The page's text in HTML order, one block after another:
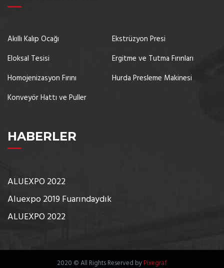
Akıllı Kalıp Ocağı
Ekstrüzyon Presi
Eloksal Tesisi
Ergitme ve Tutma Fırınları
Homojenizasyon Fırını
Hurda Presleme Makinesi
Konveyör Hattı ve Puller
HABERLER
ALUEXPO 2022
Aluexpo 2019 Fuarındaydık
ALUEXPO 2022
2020 © All Rights Reserved byPixegraf